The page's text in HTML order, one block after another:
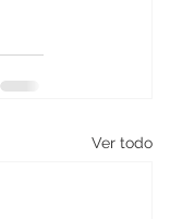
Ver todo